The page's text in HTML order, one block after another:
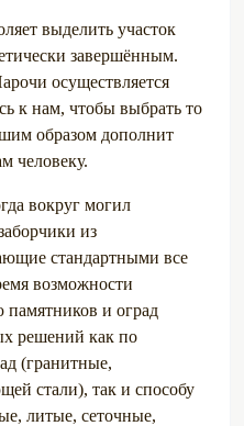
выделить участок
завершённым.
осуществляется
к нам, чтобы выбрать то
образом дополнит
человеку.
вокруг могил
из
стандартными все
возможности
памятников и оград
решений как по
(гранитные,
стали), так и способу
литые, сеточные,